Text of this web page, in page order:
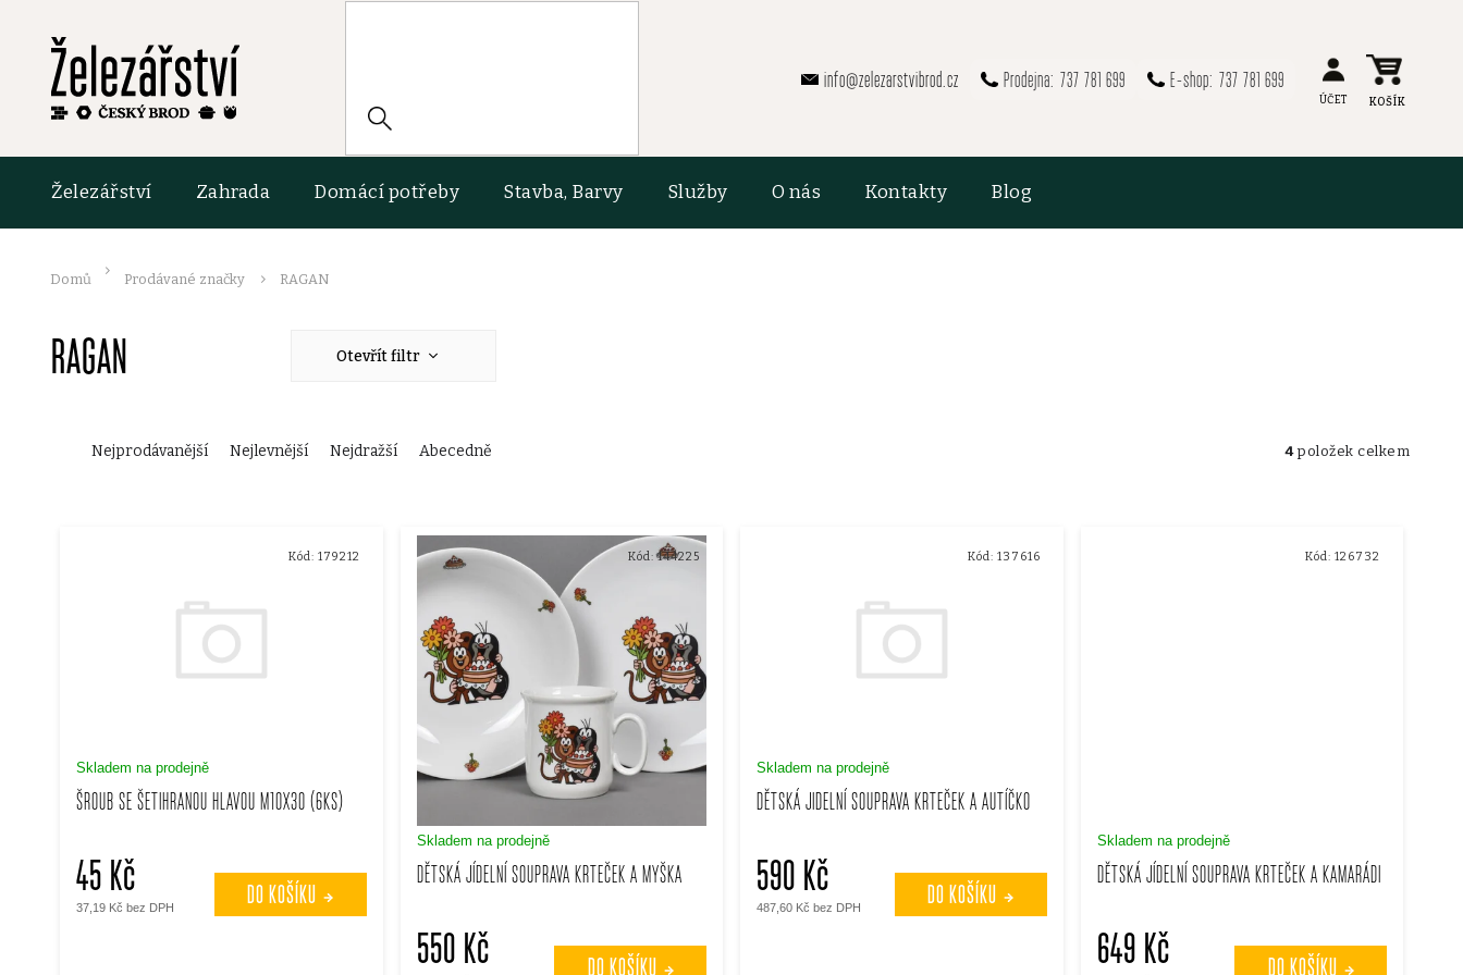
737 781 699
737 781 699
info@zelezarstvibrod.cz
HLEDAT
Železářství Zahrada Domácí potřeby Stavba, Barvy Služby O nás Kontakty Blog
Domů Prodávané značky RAGAN
RAGAN Otevřít filtr
Ř
p
o
Nejprodávanější Nejlevnější Nejdražší Abecedně 4položek celkem
ŠROUB SE ŠETIHRANOU HLAVOU M10X30 (6KS)
Skladem na prodejně
37,19 Kč bez DPH
45 Kč DO KOŠÍKU
Kód: 179212
DĚTSKÁ JÍDELNÍ SOUPRAVA KRTEČEK A MYŠKA
Skladem na prodejně
550 Kč DO KOŠÍKU
Kód:144225
DĚTSKÁ JIDELNÍ SOUPRAVA KRTEČEK A AUTÍČKO
Skladem na prodejně
487,60 Kč bez DPH
590 Kč DO KOŠÍKU
Kód: 137616
DĚTSKÁ JÍDELNÍ SOUPRAVA KRTEČEK A KAMARÁDI
Skladem na prodejně
649 Kč DO KOŠÍKU
Kód: 126732